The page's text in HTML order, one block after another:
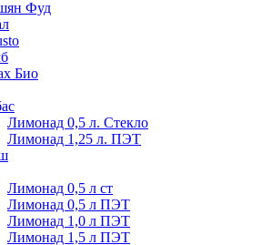
Фуд
Био
Лимонад 0,5 л. Стекло
Лимонад 1,25 л. ПЭТ
Лимонад 0,5 л ст
Лимонад 0,5 л ПЭТ
Лимонад 1,0 л ПЭТ
Лимонад 1,5 л ПЭТ